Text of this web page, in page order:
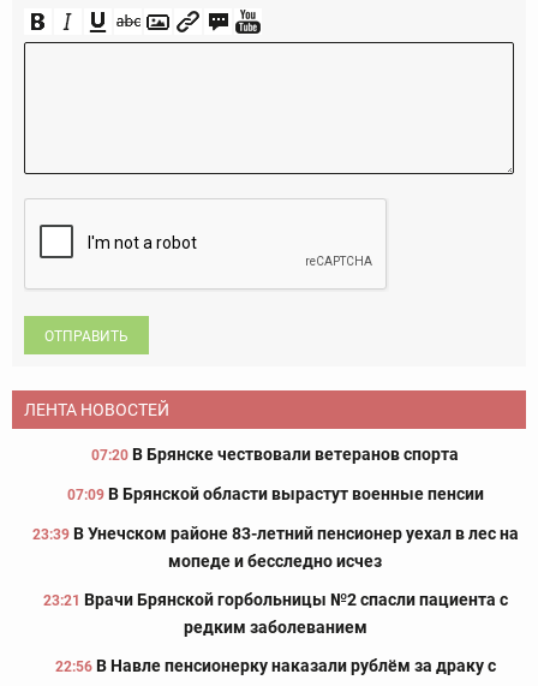
ОТПРАВИТЬ
ЛЕНТА НОВОСТЕЙ
07:20 В Брянске чествовали ветеранов спорта
07:09 В Брянской области вырастут военные пенсии
23:39 В Унечском районе 83-летний пенсионер уехал в лес на
мопеде и бесследно исчез
23:21 Врачи Брянской горбольницы №2 спасли пациента с
редким заболеванием
22:56 В Навле пенсионерку наказали рублём за драку с